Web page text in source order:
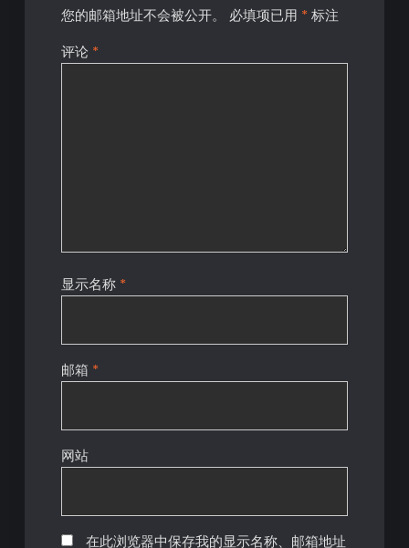
您的邮箱地址不会被公开。 必填项已用 *标注
评论 *
显示名称 *
邮箱 *
网站
在此浏览器中保存我的显示名称、邮箱地址